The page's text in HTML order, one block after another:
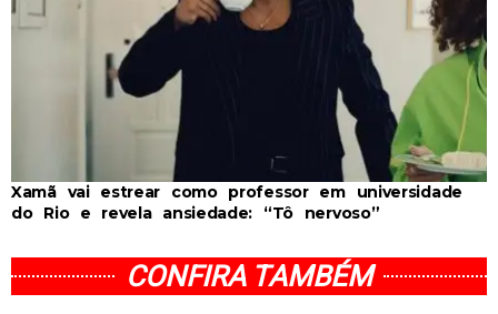
Xamã vai estrear como professor em universidade
do Rio e revela ansiedade: “Tô nervoso”
CONFIRA TAMBÉM